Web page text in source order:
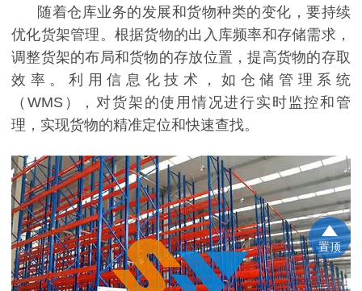
随着仓库业务的发展和货物种类的变化，要持续
优化货架管理。根据货物的出入库频率和存储需求，
调整货架的布局和货物的存放位置，提高货物的存取
效率。利用信息化技术，如仓储管理系统
（ WMS），对货架的使用情况进行实时监控和管
理，实现货物的精准定位和快速查找。
置顶